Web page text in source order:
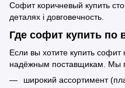
Софит коричневый купить
деталях і довговечность.
Где софит купить по
Если вы хотите купить
надёжным поставщикам. Мы
широкий ассортимент